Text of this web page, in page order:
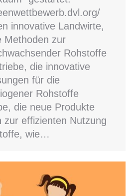
innovative Landwirte,
Methoden zur
Rohstoffe
die innovative
für die
Rohstoffe
die neue Produkte
zur effizienten Nutzung
wie…